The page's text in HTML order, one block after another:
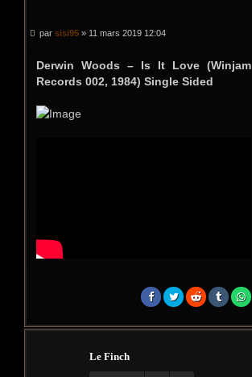
Message
par sisi95 » 11 mars 2019 12:04
Derwin Woods ‎– Is It Love (Winjam
Records 002, 1984) Single Sided
Le Finch